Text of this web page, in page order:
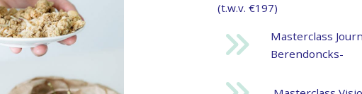
(t.w.v. €197)
Masterclass
Berendoncks-